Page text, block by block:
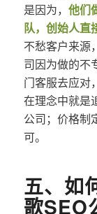
是因为， 他们
队，创始人直
不愁客户来源
司因为做的不
门客服去应对
在理念中就是
公司；价格制
可。
五、如
歌SEO